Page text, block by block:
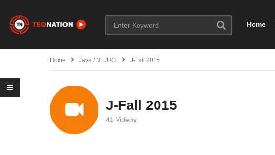
Home
Home Java / NLJUG J-Fall 2015
J-Fall 2015
41 Videos